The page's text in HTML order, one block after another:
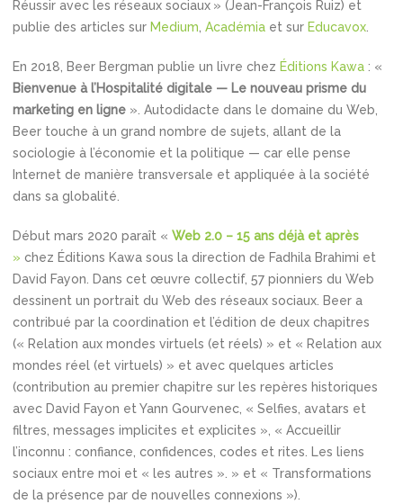
Réussir avec les réseaux sociaux » (Jean-François Ruiz) et
publie des articles sur Medium, Académia et sur Educavox.
En 2018, Beer Bergman publie un livre chez Éditions Kawa : «
Bienvenue à l’Hospitalité digitale — Le nouveau prisme du
marketing en ligne ». Autodidacte dans le domaine du Web,
Beer touche à un grand nombre de sujets, allant de la
sociologie à l’économie et la politique — car elle pense
Internet de manière transversale et appliquée à la société
dans sa globalité.
Début mars 2020 paraît « Web 2.0 – 15 ans déjà et après
» chez Éditions Kawa sous la direction de Fadhila Brahimi et
David Fayon. Dans cet œuvre collectif, 57 pionniers du Web
dessinent un portrait du Web des réseaux sociaux. Beer a
contribué par la coordination et l’édition de deux chapitres
(« Relation aux mondes virtuels (et réels) » et « Relation aux
mondes réel (et virtuels) » et avec quelques articles
(contribution au premier chapitre sur les repères historiques
avec David Fayon et Yann Gourvenec, « Selfies, avatars et
filtres, messages implicites et explicites », « Accueillir
l’inconnu : confiance, confidences, codes et rites. Les liens
sociaux entre moi et « les autres ». » et « Transformations
de la présence par de nouvelles connexions »).